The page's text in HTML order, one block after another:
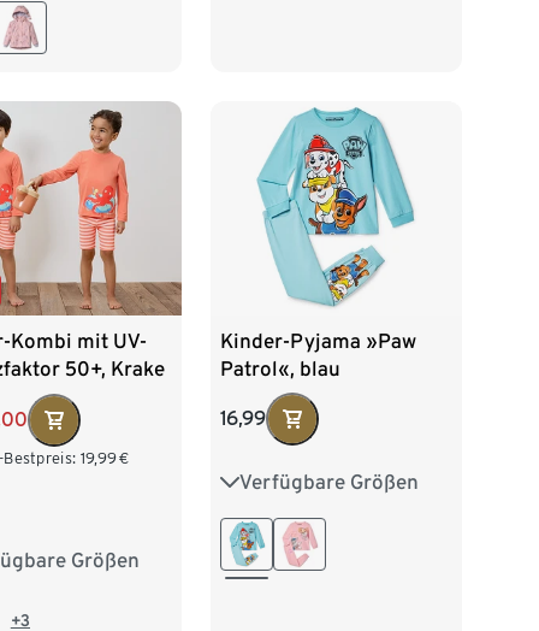
Kombi mit UV-
50+, Krake
Bestpreis: 19,99€
Größen
86/92
+3
Kinder-Pyjama »Paw
Patrol«, blau
16,99
Verfügbare Größen
86/92 98/104
110/116